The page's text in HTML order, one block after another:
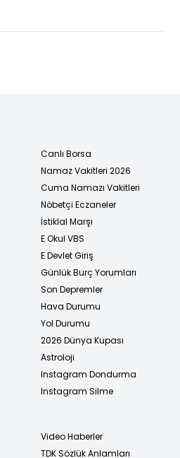
Türkiye, NATO
Canlı Borsa
Namaz Vakitleri 2026
Cuma Namazı Vakitleri
Nöbetçi Eczaneler
İstiklal Marşı
E Okul VBS
E Devlet Giriş
Günlük Burç Yorumları
Son Depremler
Hava Durumu
Yol Durumu
2026 Dünya Kupası
Astroloji
Instagram Dondurma
Instagram Silme
Video Haberler
TDK Sözlük Anlamları